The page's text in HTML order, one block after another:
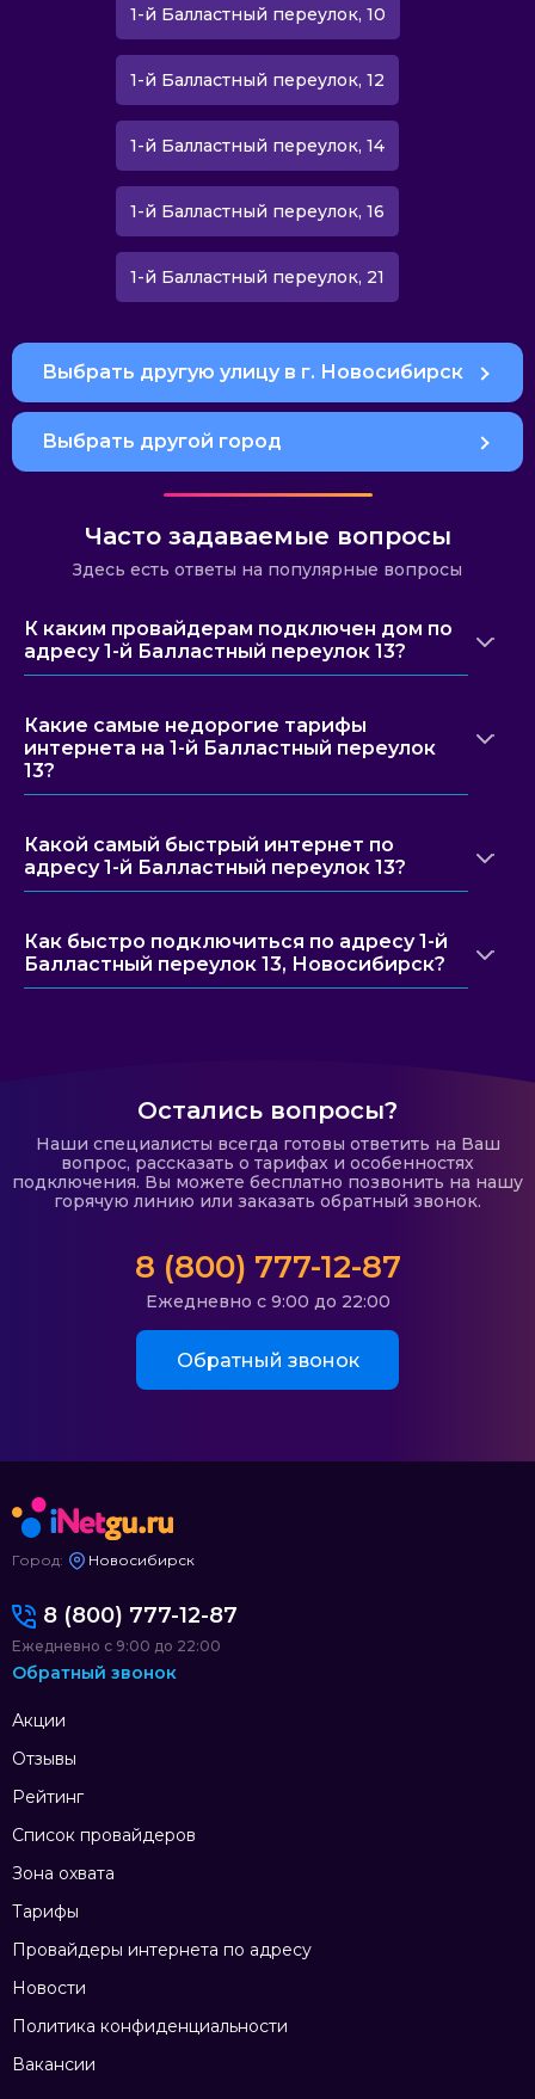
1-й Балластный переулок, 10
1-й Балластный переулок, 12
1-й Балластный переулок, 14
1-й Балластный переулок, 16
1-й Балластный переулок, 21
Выбрать другую улицу в г. Новосибирск
Выбрать другой город
Часто задаваемые вопросы
Здесь есть ответы на популярные вопросы
К каким провайдерам подключен дом по
адресу 1-й Балластный переулок 13?
Какие самые недорогие тарифы
интернета на 1-й Балластный переулок
13?
Какой самый быстрый интернет по
адресу 1-й Балластный переулок 13?
Как быстро подключиться по адресу 1-й
Балластный переулок 13, Новосибирск?
Остались вопросы?
Наши специалисты всегда готовы ответить на Ваш
вопрос, рассказать о тарифах и особенностях
подключения. Вы можете бесплатно позвонить на нашу
горячую линию или заказать обратный звонок.
8 (800) 777-12-87
Ежедневно с 9:00 до 22:00
Обратный звонок
Город: Новосибирск
Акции
Отзывы
Рейтинг
Список провайдеров
Зона охвата
Тарифы
Провайдеры интернета по адресу
Новости
Политика конфиденциальности
Вакансии
8 (800) 777-12-87
Ежедневно с 9:00 до 22:00
Обратный звонок